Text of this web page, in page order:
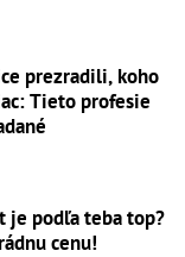
prezradili, koho
Tieto profesie
je podľa teba top?
cenu!